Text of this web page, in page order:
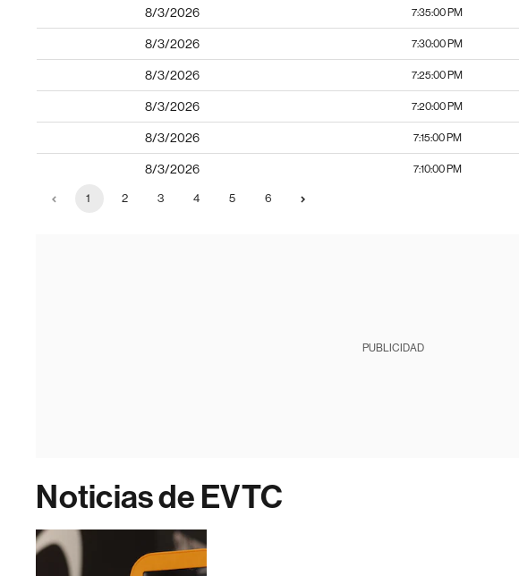
8/3/2026 7:35:00 PM
8/3/2026 7:30:00 PM
8/3/2026 7:25:00 PM
8/3/2026 7:20:00 PM
8/3/2026 7:15:00 PM
8/3/2026 7:10:00 PM
1 2 3 4 5 6
PUBLICIDAD
Noticias de EVTC